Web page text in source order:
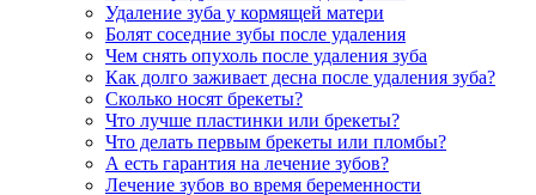
Удаление зуба у кормящей матери
Болят соседние зубы после удаления
Чем снять опухоль после удаления зуба
Как долго заживает десна после удаления зуба?
Сколько носят брекеты?
Что лучше пластинки или брекеты?
Что делать первым брекеты или пломбы?
А есть гарантия на лечение зубов?
Лечение зубов во время беременности